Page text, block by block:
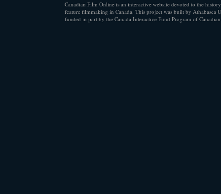
Canadian Film Online is an interactive website devoted to the
feature filmmaking in Canada. This project was built by Athabasca
funded in part by the Canada Interactive Fund Program of